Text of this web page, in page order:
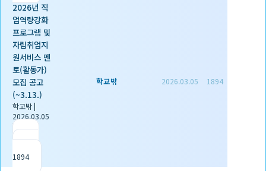
2026년 직
업역량강화
프로그램 및
자립취업지
원서비스 멘
토(활동가)
모집 공고
(~3.13.)
학교밖|
2026.03.05
|
1894
학교밖 2026.03.05 1894